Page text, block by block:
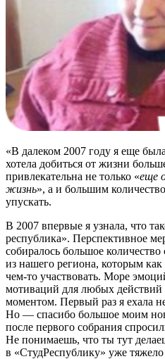
«В далеком 2007 году я еще
хотела добиться от жизни
привлекательна не только «еще
жизнь», а и большим
упускать.
В 2007 впервые я узнала, что
республика». Перспективное
собиралось большое
из нашего региона, которым как
чем-то участвовать. Море
мотиваций для любых
моментом. Первый раз я ехала
Но — спасибо большое моим
после первого собрания
Не понимаешь, что ты тут
в «СтудРеспублику» уже